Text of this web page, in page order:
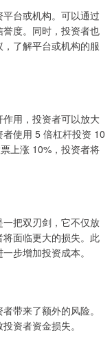
台或机构。可以通过
度。同时，投资者也
了解平台或机构的服
用，投资者可以放大
使用 5 倍杠杆投资 10
上涨 10%，投资者将
把双刃剑，它不仅放
面临更大的损失。此
步增加投资成本。
带来了额外的风险。
资者资金损失。